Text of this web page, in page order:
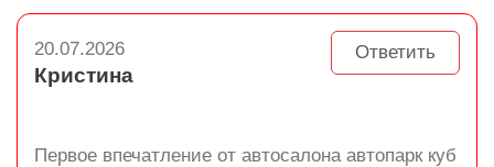
Ответить
20.07.2026
Кристина
Первое впечатление от автосалона автопарк куб